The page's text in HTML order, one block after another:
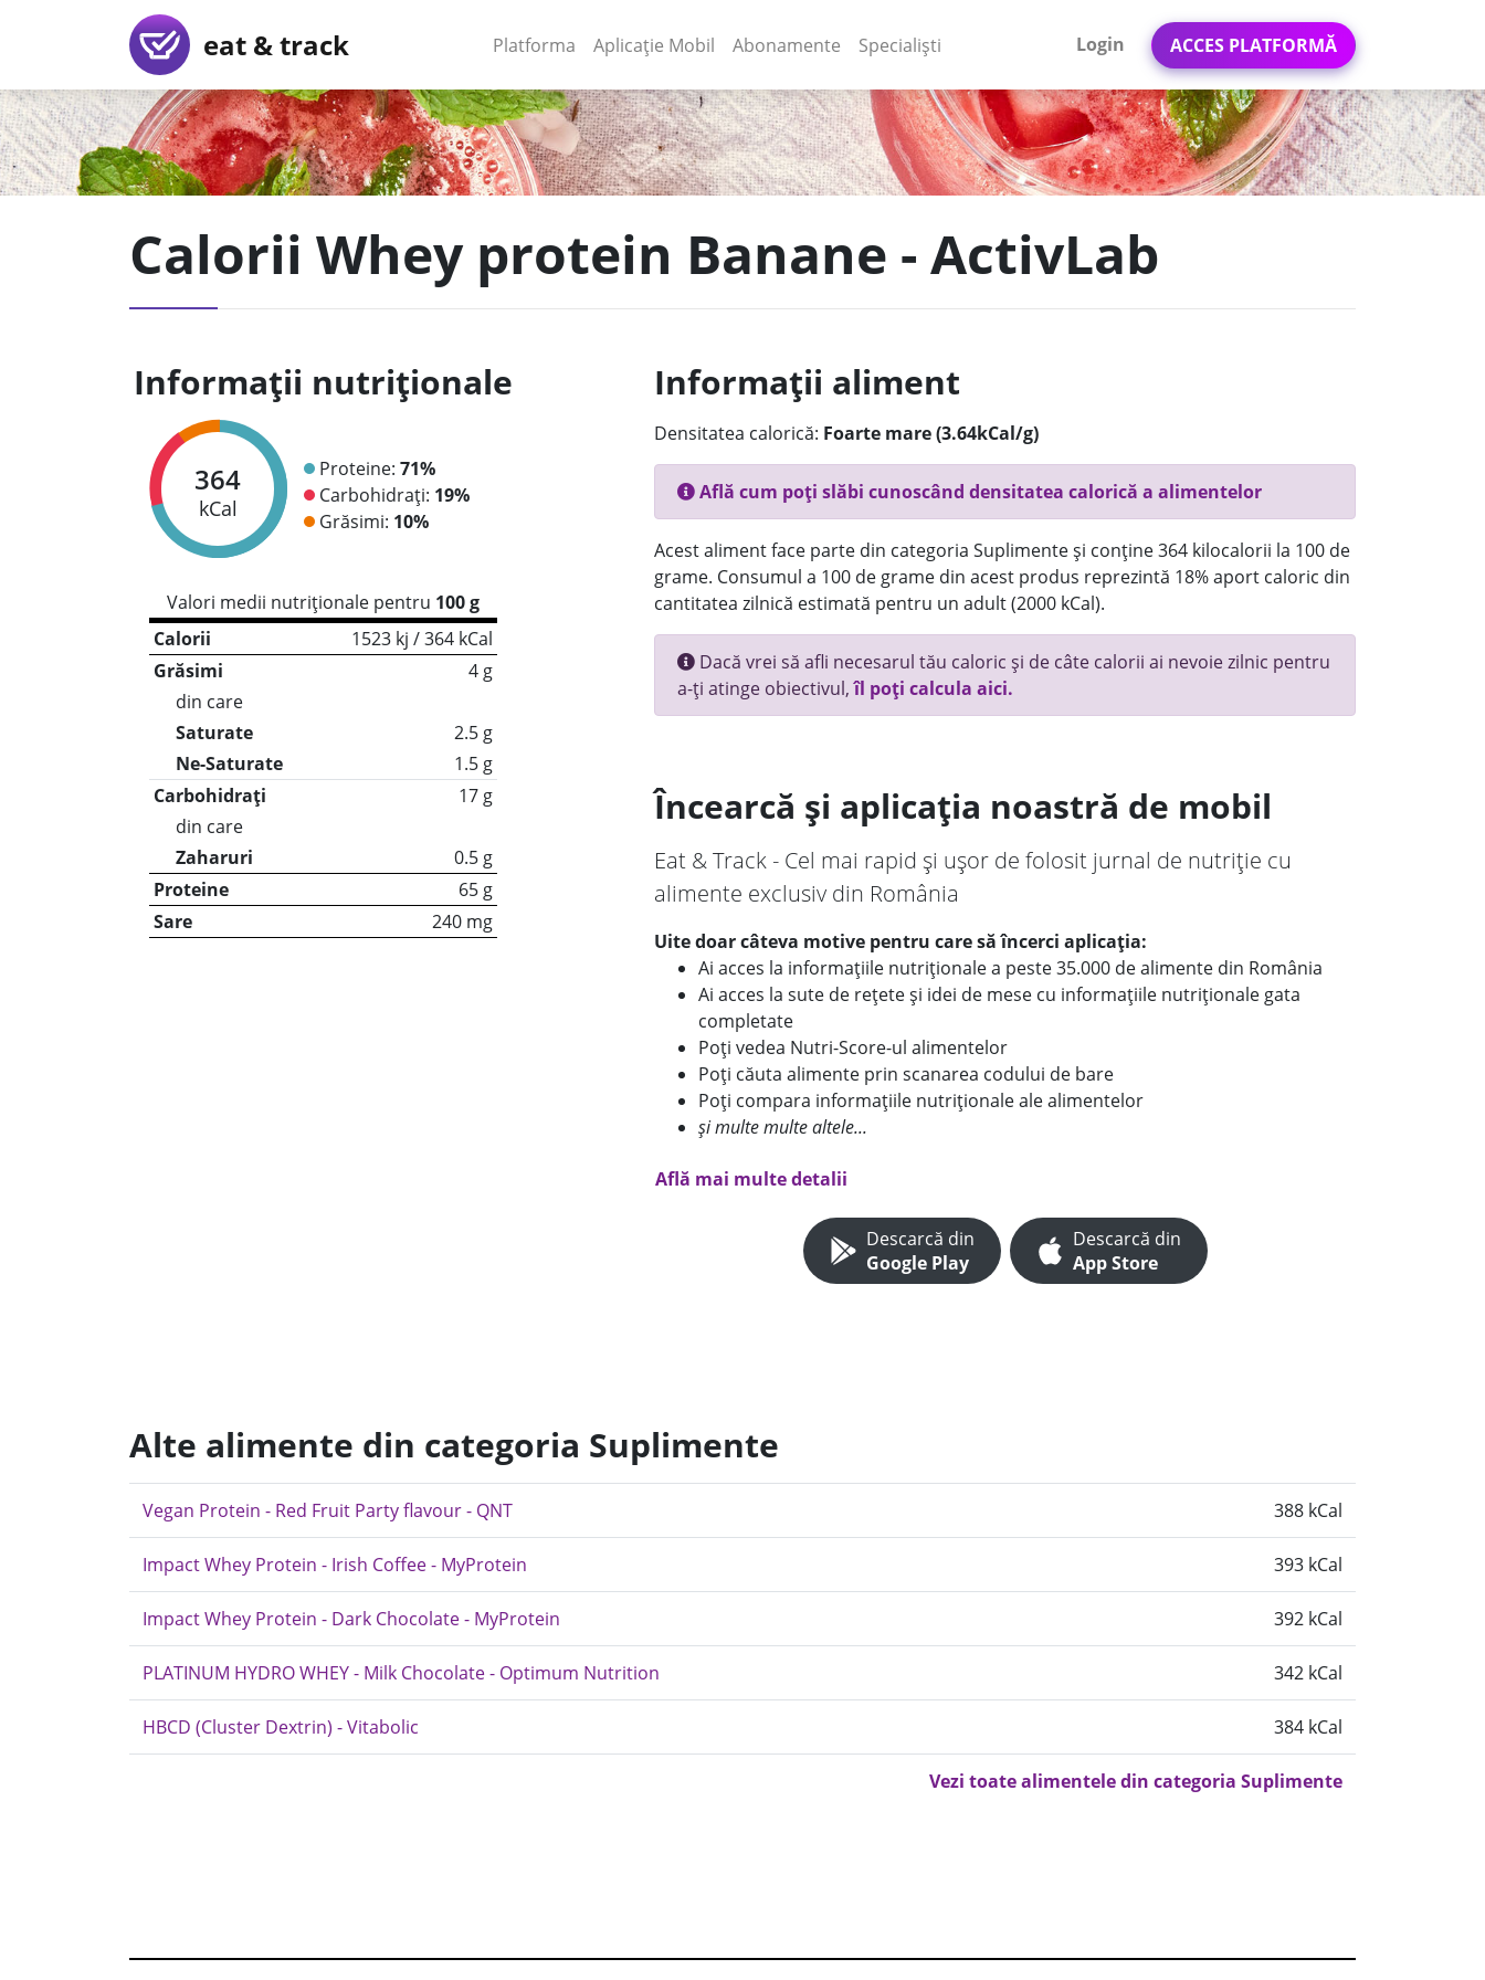
eat & track Platforma (current)
Aplicație Mobil (current)
Abonamente Specialiști Login ACCES PLATFORMĂ
Calorii Whey protein Banane - ActivLab
Informații nutriționale
364
kCal
Proteine: 71%
Carbohidrați: 19%
Grăsimi: 10%
Valori medii nutriționale pentru 100 g
Calorii
1523 kj / 364 kCal
Grăsimi
4 g
din care
Saturate
2.5 g
Ne-Saturate
1.5 g
Carbohidrați
17 g
din care
Zaharuri
0.5 g
Proteine
65 g
Sare
240 mg
Informații aliment
Densitatea calorică: Foarte mare (3.64kCal/g)
Află cum poți slăbi cunoscând densitatea calorică a alimentelor
Acest aliment face parte din categoria Suplimente și conține 364 kilocalorii la 100 de
grame. Consumul a 100 de grame din acest produs reprezintă 18% aport caloric din
cantitatea zilnică estimată pentru un adult (2000 kCal).
Dacă vrei să afli necesarul tău caloric și de câte calorii ai nevoie zilnic pentru
a-ți atinge obiectivul,îl poți calcula aici.
Încearcă și aplicația noastră de mobil
Eat & Track - Cel mai rapid și ușor de folosit jurnal de nutriție cu
alimente exclusiv din România
Uite doar câteva motive pentru care să încerci aplicația:
Ai acces la informațiile nutriționale a peste 35.000 de alimente din România
Ai acces la sute de rețete și idei de mese cu informațiile nutriționale gata
completate
Poți vedea Nutri-Score-ul alimentelor
Poți căuta alimente prin scanarea codului de bare
Poți compara informațiile nutriționale ale alimentelor
și multe multe altele...
Află mai multe detalii
Descarcă din
Google Play
Descarcă din
App Store
Alte alimente din categoria Suplimente
Vegan Protein - Red Fruit Party flavour - QNT 388 kCal
Impact Whey Protein - Irish Coffee - MyProtein 393 kCal
Impact Whey Protein - Dark Chocolate - MyProtein 392 kCal
PLATINUM HYDRO WHEY - Milk Chocolate - Optimum Nutrition 342 kCal
HBCD (Cluster Dextrin) - Vitabolic 384 kCal
Vezi toate alimentele din categoria Suplimente